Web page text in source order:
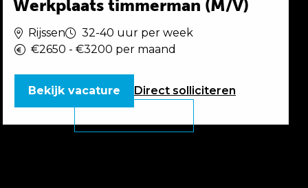
Werkplaats timmerman (M/V)
Rijssen
32-40 uur per week
€2650 - €3200 per maand
Direct solliciteren
Bekijk vacature